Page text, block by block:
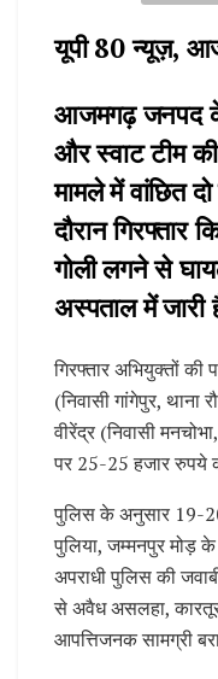
यूपी 80 न्यूज़,
आजमगढ़ जनपद के
और स्वाट टीम
मामले में वांछित
दौरान गिरफ्तार
गोली लगने से
अस्पताल में जारी
गिरफ्तार अभियुक्तों की
(निवासी गांगेपुर, थाना
वीरेंद्र (निवासी
पर 25-25 हजार रुपये
पुलिस के अनुसार 19-
पुलिया, जम्मनपुर मोड़
अपराधी पुलिस की
से अवैध असलहा,
आपत्तिजनक सामग्री